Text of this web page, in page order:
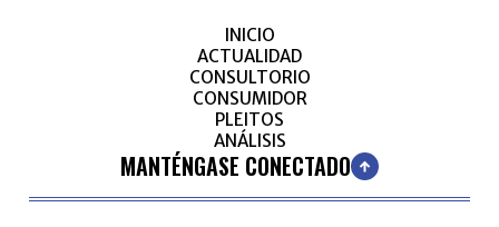
INICIO
ACTUALIDAD
CONSULTORIO
CONSUMIDOR
PLEITOS
ANÁLISIS
MANTÉNGASE CONECTADO